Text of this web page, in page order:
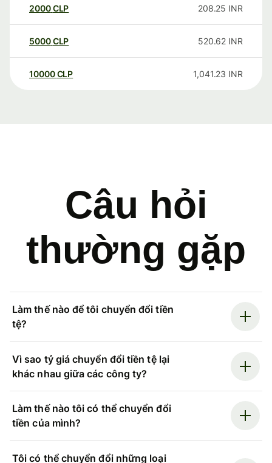
2000CLP 208.25 INR
5000CLP 520.62 INR
10000 CLP 1,041.23 INR
Câu hỏi
thường gặp
Làm thế nào để tôi chuyển đổi tiền
tệ?
Vì sao tỷ giá chuyển đổi tiền tệ lại
khác nhau giữa các công ty?
Làm thế nào tôi có thể chuyển đổi
tiền của mình?
Tôi có thể chuyển đổi những loại